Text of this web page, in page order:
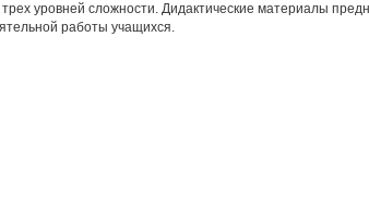
уровней сложности. Дидактические материалы
работы учащихся.